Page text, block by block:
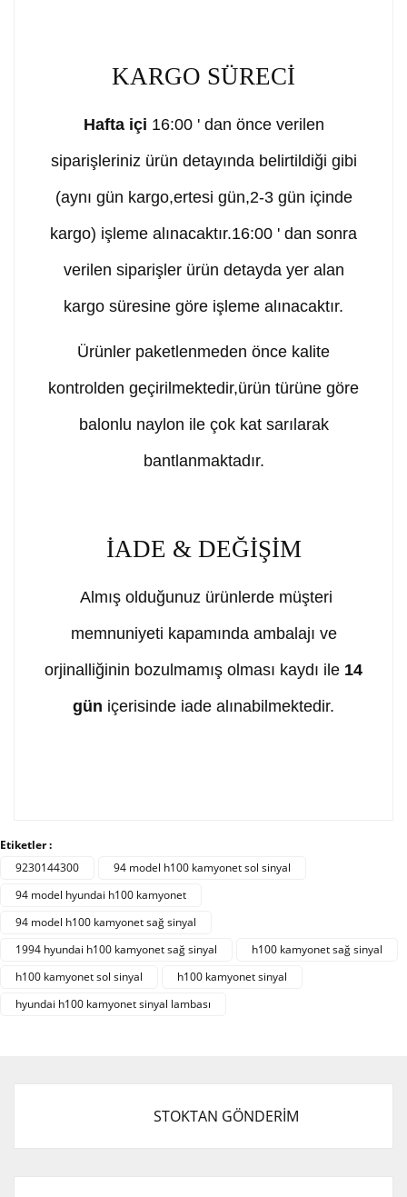
KARGO SÜRECİ
Hafta içi 16:00 ' dan önce verilen
siparişleriniz ürün detayında belirtildiği gibi
(aynı gün kargo,ertesi gün,2-3 gün içinde
kargo) işleme alınacaktır.16:00 ' dan sonra
verilen siparişler ürün detayda yer alan
kargo süresine göre işleme alınacaktır.
Ürünler paketlenmeden önce kalite
kontrolden geçirilmektedir,ürün türüne göre
balonlu naylon ile çok kat sarılarak
bantlanmaktadır.
İADE & DEĞİŞİM
Almış olduğunuz ürünlerde müşteri
memnuniyeti kapamında ambalajı ve
orjinalliğinin bozulmamış olması kaydı ile 14
gün içerisinde iade alınabilmektedir.
Yorum Yaz
Görüş ve önerileriniz için teşekkür ederiz.
Ürün fiyatı diğer sitelerden daha pahalı.
Bu ürüne benzer farklı alternatifler olmalı.
Etiketler :
9230144300
94 model h100 kamyonet sol sinyal
94 model hyundai h100 kamyonet
94 model h100 kamyonet sağ sinyal
1994 hyundai h100 kamyonet sağ sinyal
h100 kamyonet sağ sinyal
h100 kamyonet sol sinyal
h100 kamyonet sinyal
hyundai h100 kamyonet sinyal lambası
STOKTAN GÖNDERİM